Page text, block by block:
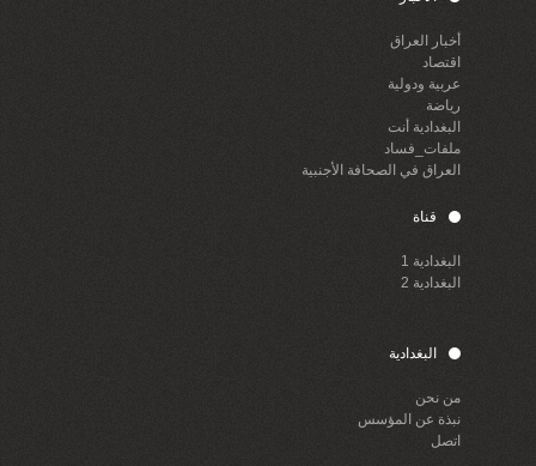
أخبار العراق
اقتصاد
عربية ودولية
رياضة
البغدادية أنت
ملفات_فساد
العراق في الصحافة الأجنبية
قناة
البغدادية 1
البغدادية 2
البغدادية
من نحن
نبذة عن المؤسس
اتصل